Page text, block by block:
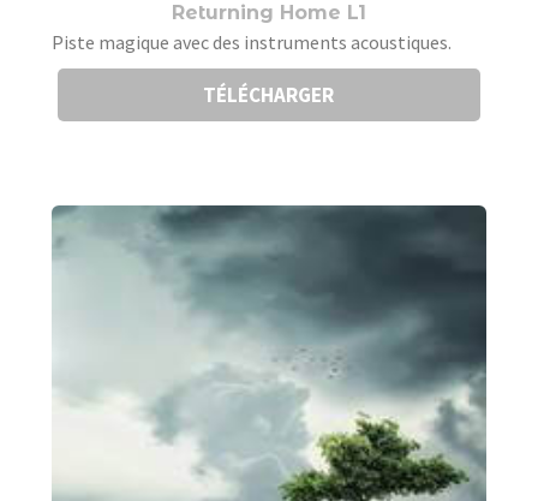
Returning Home L1
Piste magique avec des instruments acoustiques.
TÉLÉCHARGER